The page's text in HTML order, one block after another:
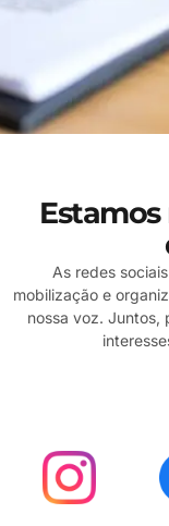
As redes
mobilização e
nossa voz. Juntos,